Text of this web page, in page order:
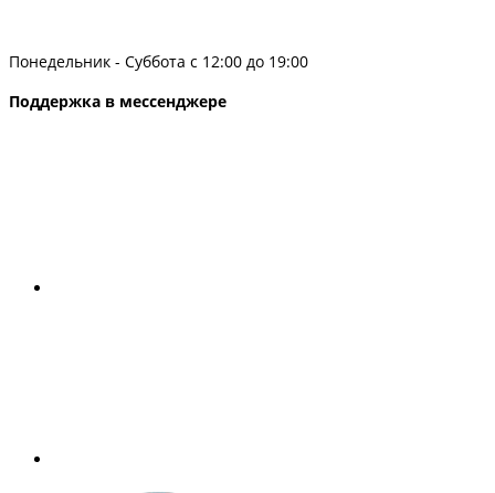
Понедельник - Суббота с 12:00 до 19:00
Поддержка в мессенджере